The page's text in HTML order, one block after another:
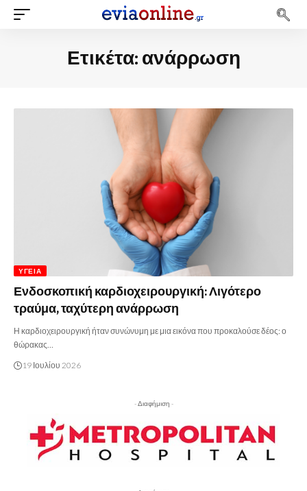
Ετικέτα: ανάρρωση
ΥΓΕΊΑ
Ενδοσκοπική καρδιοχειρουργική: Λιγότερο
τραύμα, ταχύτερη ανάρρωση
Η καρδιοχειρουργική ήταν συνώνυμη με μια εικόνα που προκαλούσε δέος: ο
θώρακας…
19 Ιουλίου 2026
- Διαφήμιση -